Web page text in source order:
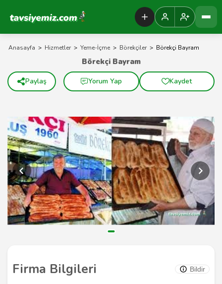
Tavsiyemiz Anasayfa
Anasayfa > Hizmetler > Yeme-İçme > Börekçiler > Börekçi Bayram
Firma Bilgileri Bildir
Börekçi Bayram
Paylaş Yorum Yap Kaydet